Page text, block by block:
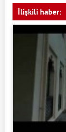
İlişkili haber: